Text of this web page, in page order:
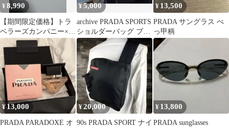
¥8,990
【期間限定価格】トラ
ベラーズカンパニー×プ
ラダ トラベラーズノー
ト チャーム
¥5,000
archive PRADA SPORTS
ショルダーバッグ ブラ
ック
¥ 13,500
PRADA サングラス べ
っ甲柄
¥13,000
PRADA PARADOXE オ
¥20,000
90s PRADA SPORT ナイ
¥ 13,800
PRADA sunglasses